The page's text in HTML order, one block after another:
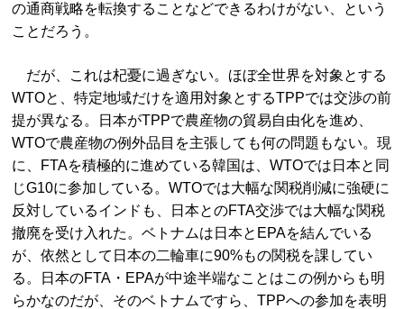
の通商戦略を転換することなどできるわけがない、という
ことだろう。
だが、これは杞憂に過ぎない。ほぼ全世界を対象とする
WTOと、特定地域だけを適用対象とするTPPでは交渉の前
提が異なる。日本がTPPで農産物の貿易自由化を進め、
WTOで農産物の例外品目を主張しても何の問題もない。現
に、FTAを積極的に進めている韓国は、WTOでは日本と同
じG10に参加している。WTOでは大幅な関税削減に強硬に
反対しているインドも、日本とのFTA交渉では大幅な関税
撤廃を受け入れた。ベトナムは日本とEPAを結んでいる
が、依然として日本の二輪車に90%もの関税を課してい
る。日本のFTA・EPAが中途半端なことはこの例からも明
らかなのだが、そのベトナムですら、TPPへの参加を表明